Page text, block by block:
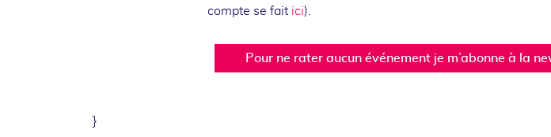
compte se fait ici).
Pour ne rater aucun événement je m’abonne à la
}